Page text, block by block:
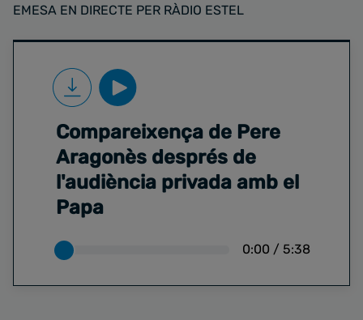
EMESA EN DIRECTE PER RÀDIO ESTEL
Compareixença de Pere
Aragonès després de
l'audiència privada amb el
Papa
0:00 / 5:38